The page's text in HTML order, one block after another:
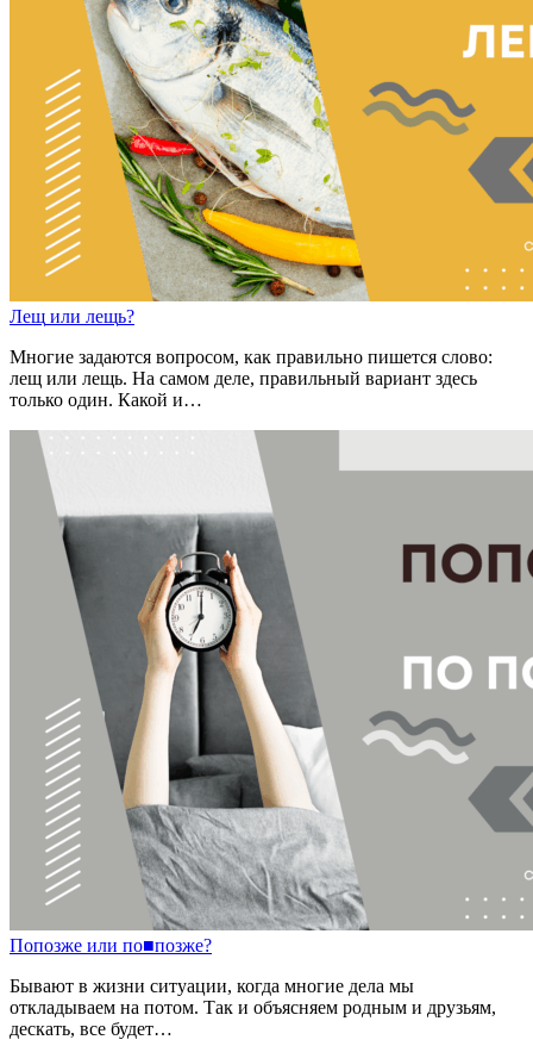
Лещ или лещь?
Многие задаются вопросом, как правильно пишется слово:
лещ или лещь. На самом деле, правильный вариант здесь
только один. Какой и…
Попозже или по■позже?
Бывают в жизни ситуации, когда многие дела мы
откладываем на потом. Так и объясняем родным и друзьям,
дескать, все будет…